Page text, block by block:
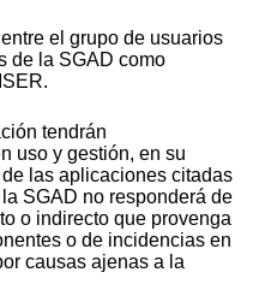
el grupo de usuarios
de la SGAD como
tendrán
uso y gestión, en su
las aplicaciones citadas
SGAD no responderá de
o indirecto que provenga
o de incidencias en
causas ajenas a la